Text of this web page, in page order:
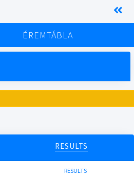
ÉREMTÁBLA
RESULTS
RESULTS